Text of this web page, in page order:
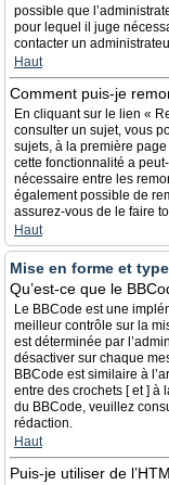
possible que
pour lequel il juge
contacter un
Haut
Comment puis-je
En cliquant sur le lien «
consulter un sujet, vous
sujets, à la première
cette fonctionnalité a
nécessaire entre les
également possible de
assurez-vous de le faire
Haut
Mise en forme et
Qu’est-ce que le
Le BBCode est une
meilleur contrôle sur la
est déterminée par
désactiver sur chaque
BBCode est similaire à
entre des crochets [ et ] à
du BBCode, veuillez
rédaction.
Haut
Puis-je utiliser de